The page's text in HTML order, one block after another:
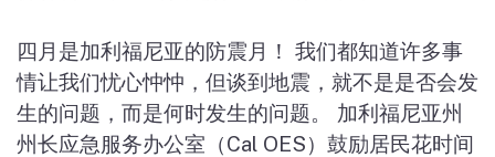
四月是加利福尼亚的防震月！ 我们都知道许多事
情让我们忧心忡忡，但谈到地震，就不是是否会发
生的问题，而是何时发生的问题。 加利福尼亚州
州长应急服务办公室（Cal OES）鼓励居民花时间